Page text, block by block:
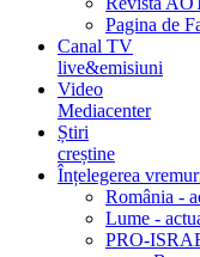
Pagina de
Canal TV
live&emisiuni
Video
Mediacenter
Știri
creștine
Înțelegerea
România -
Lume -
PRO-